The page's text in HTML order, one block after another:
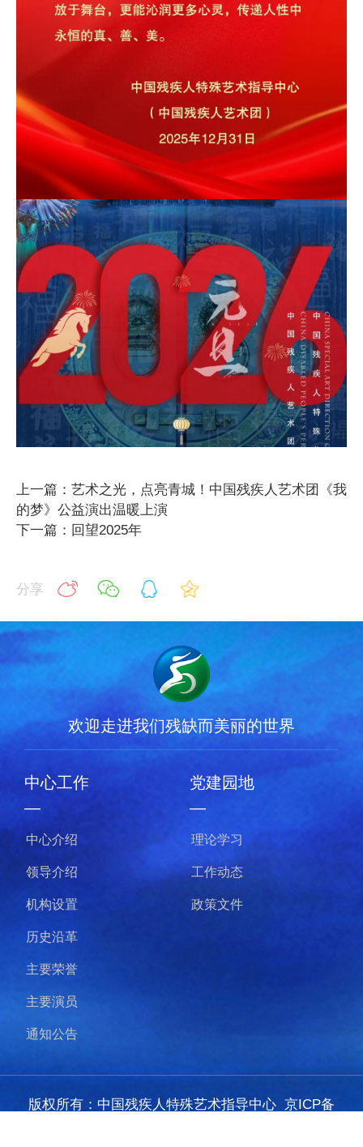
上一篇：艺术之光，点亮青城！中国残疾人艺术团《我
的梦》公益演出温暖上演
下一篇：回望2025年
分享
欢迎走进我们残缺而美丽的世界
中心工作
—
中心介绍
领导介绍
机构设置
历史沿革
主要荣誉
主要演员
通知公告
党建园地
—
理论学习
工作动态
政策文件
版权所有：中国残疾人特殊艺术指导中心 京ICP备